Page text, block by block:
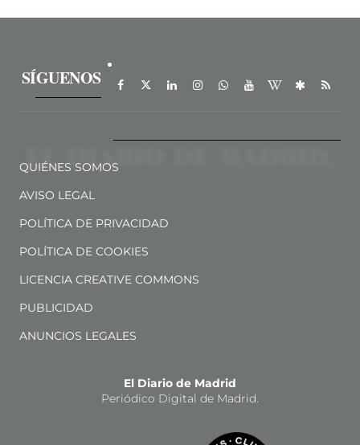
SÍGUENOS
QUIÉNES SOMOS
AVISO LEGAL
POLÍTICA DE PRIVACIDAD
POLÍTICA DE COOKIES
LICENCIA CREATIVE COMMONS
PUBLICIDAD
ANUNCIOS LEGALES
El Diario de Madrid
Periódico Digital de Madrid.